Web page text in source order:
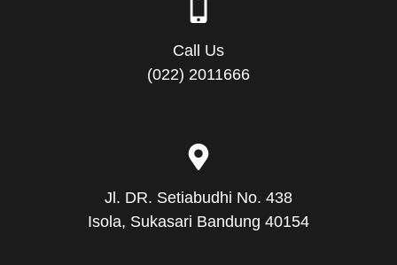
Call Us
(022) 2011666
Jl. DR. Setiabudhi No. 438
Isola, Sukasari Bandung 40154